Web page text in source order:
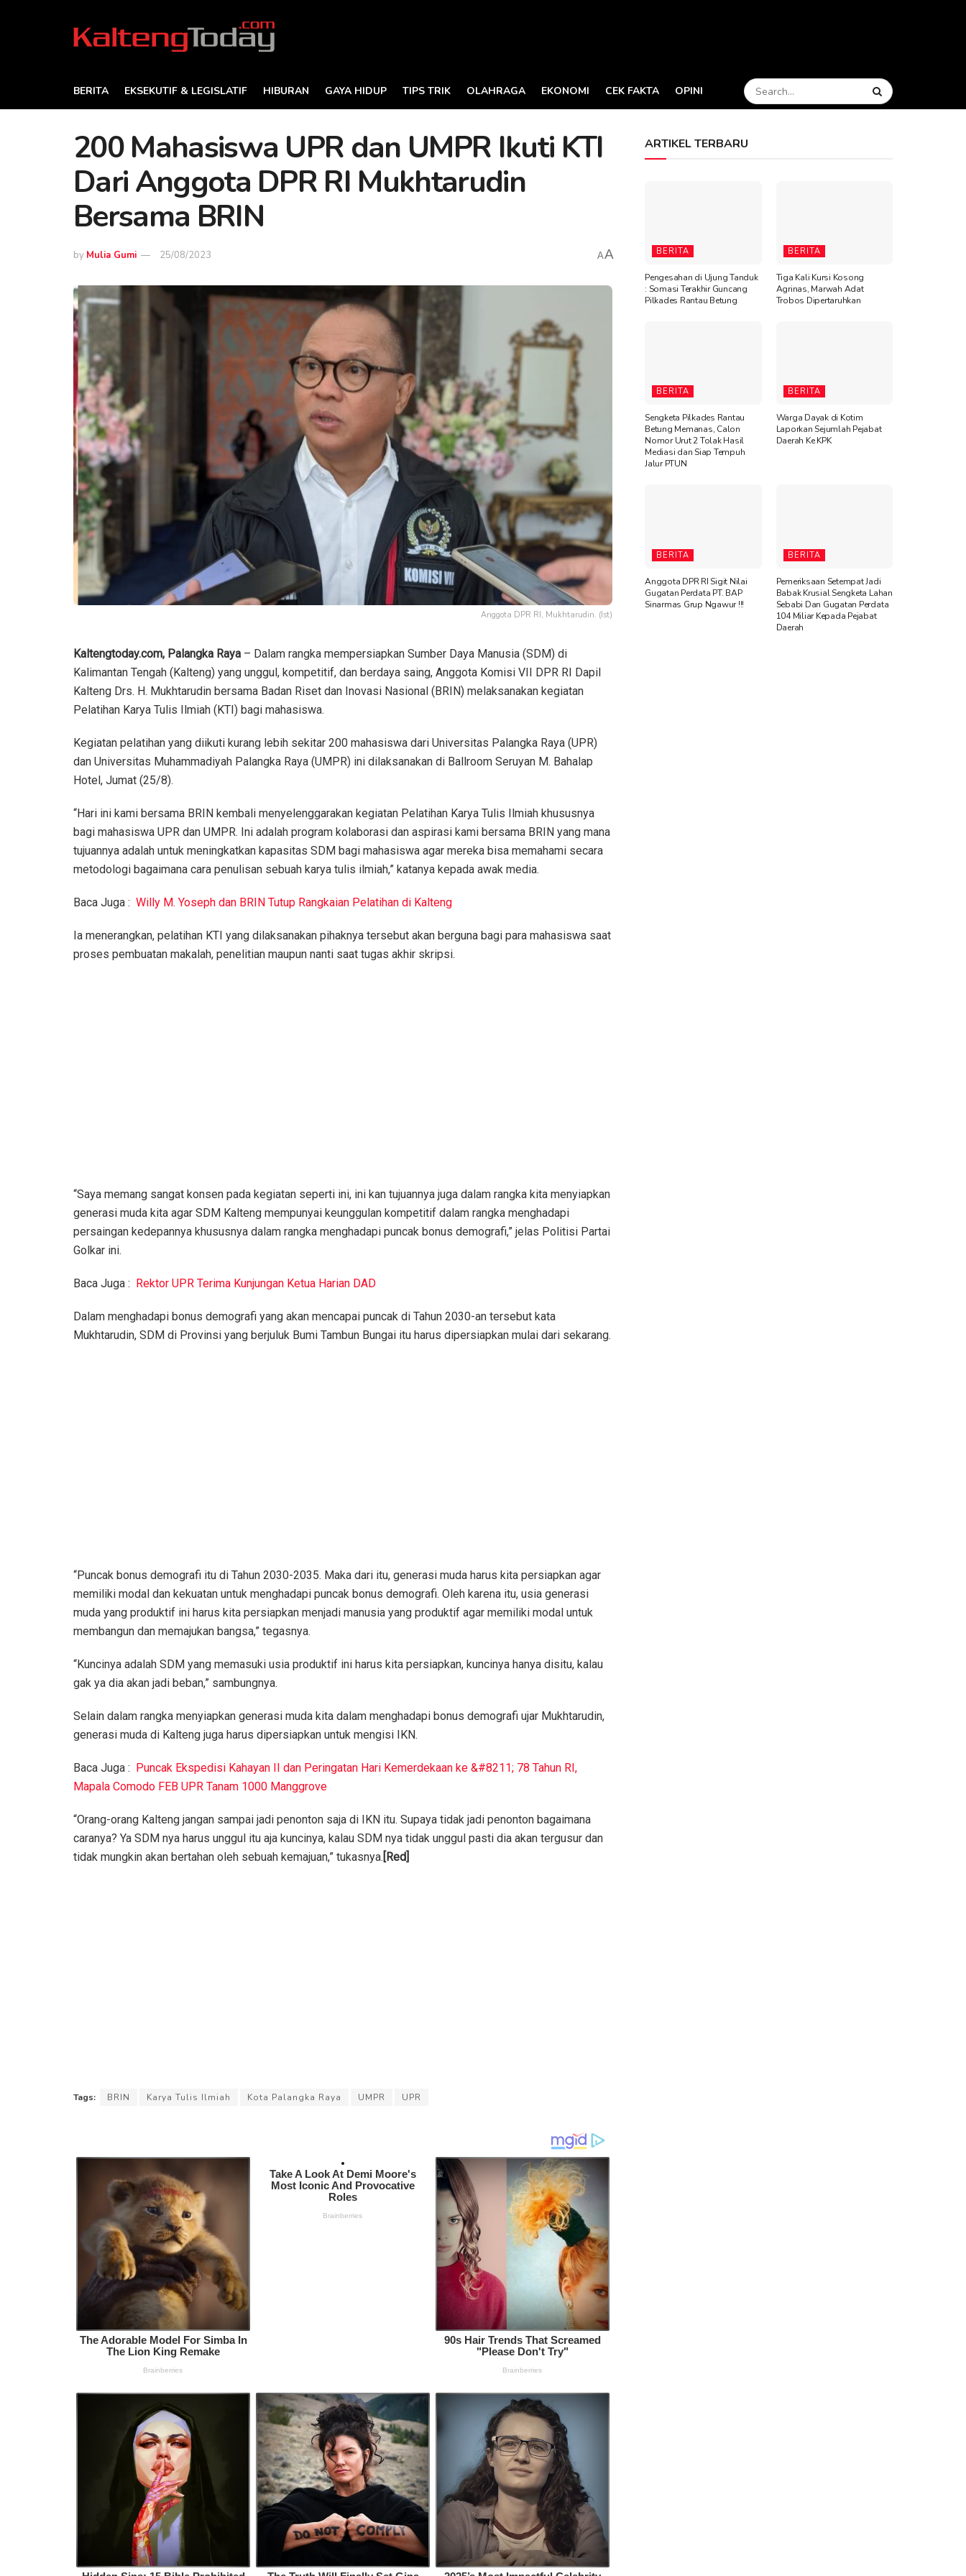
BERITA EKSEKUTIF & LEGISLATIF HIBURAN GAYA HIDUP TIPS TRIK OLAHRAGA EKONOMI CEK FAKTA OPINI
200 Mahasiswa UPR dan UMPR Ikuti KTI
Dari Anggota DPR RI Mukhtarudin
Bersama BRIN
by Mulia Gumi 25/08/2023 AA
Anggota DPR RI, Mukhtarudin. (Ist)
Kaltengtoday.com, Palangka Raya – Dalam rangka mempersiapkan Sumber Daya Manusia (SDM) di
Kalimantan Tengah (Kalteng) yang unggul, kompetitif, dan berdaya saing, Anggota Komisi VII DPR RI Dapil
Kalteng Drs. H. Mukhtarudin bersama Badan Riset dan Inovasi Nasional (BRIN) melaksanakan kegiatan
Pelatihan Karya Tulis Ilmiah (KTI) bagi mahasiswa.
Kegiatan pelatihan yang diikuti kurang lebih sekitar 200 mahasiswa dari Universitas Palangka Raya (UPR)
dan Universitas Muhammadiyah Palangka Raya (UMPR) ini dilaksanakan di Ballroom Seruyan M. Bahalap
Hotel, Jumat (25/8).
“Hari ini kami bersama BRIN kembali menyelenggarakan kegiatan Pelatihan Karya Tulis Ilmiah khususnya
bagi mahasiswa UPR dan UMPR. Ini adalah program kolaborasi dan aspirasi kami bersama BRIN yang mana
tujuannya adalah untuk meningkatkan kapasitas SDM bagi mahasiswa agar mereka bisa memahami secara
metodologi bagaimana cara penulisan sebuah karya tulis ilmiah,” katanya kepada awak media.
Baca Juga : Willy M. Yoseph dan BRIN Tutup Rangkaian Pelatihan di Kalteng
Ia menerangkan, pelatihan KTI yang dilaksanakan pihaknya tersebut akan berguna bagi para mahasiswa saat
proses pembuatan makalah, penelitian maupun nanti saat tugas akhir skripsi.
“Saya memang sangat konsen pada kegiatan seperti ini, ini kan tujuannya juga dalam rangka kita menyiapkan
generasi muda kita agar SDM Kalteng mempunyai keunggulan kompetitif dalam rangka menghadapi
persaingan kedepannya khususnya dalam rangka menghadapi puncak bonus demografi,” jelas Politisi Partai
Golkar ini.
Baca Juga : Rektor UPR Terima Kunjungan Ketua Harian DAD
Dalam menghadapi bonus demografi yang akan mencapai puncak di Tahun 2030-an tersebut kata
Mukhtarudin, SDM di Provinsi yang berjuluk Bumi Tambun Bungai itu harus dipersiapkan mulai dari sekarang.
“Puncak bonus demografi itu di Tahun 2030-2035. Maka dari itu, generasi muda harus kita persiapkan agar
memiliki modal dan kekuatan untuk menghadapi puncak bonus demografi. Oleh karena itu, usia generasi
muda yang produktif ini harus kita persiapkan menjadi manusia yang produktif agar memiliki modal untuk
membangun dan memajukan bangsa,” tegasnya.
“Kuncinya adalah SDM yang memasuki usia produktif ini harus kita persiapkan, kuncinya hanya disitu, kalau
gak ya dia akan jadi beban,” sambungnya.
Selain dalam rangka menyiapkan generasi muda kita dalam menghadapi bonus demografi ujar Mukhtarudin,
generasi muda di Kalteng juga harus dipersiapkan untuk mengisi IKN.
Baca Juga : Puncak Ekspedisi Kahayan II dan Peringatan Hari Kemerdekaan ke &#8211; 78 Tahun RI,
Mapala Comodo FEB UPR Tanam 1000 Manggrove
“Orang-orang Kalteng jangan sampai jadi penonton saja di IKN itu. Supaya tidak jadi penonton bagaimana
caranya? Ya SDM nya harus unggul itu aja kuncinya, kalau SDM nya tidak unggul pasti dia akan tergusur dan
tidak mungkin akan bertahan oleh sebuah kemajuan,” tukasnya. [Red]
Tags: BRIN Karya Tulis Ilmiah Kota Palangka Raya UMPR UPR
ARTIKEL TERBARU
BERITA
Pengesahan di Ujung Tanduk
: Somasi Terakhir Guncang
Pilkades Rantau Betung
BERITA
Tiga Kali Kursi Kosong
Agrinas, Marwah Adat
Trobos Dipertaruhkan
BERITA
Sengketa Pilkades Rantau
Betung Memanas, Calon
Nomor Urut 2 Tolak Hasil
Mediasi dan Siap Tempuh
Jalur PTUN
BERITA
Warga Dayak di Kotim
Laporkan Sejumlah Pejabat
Daerah Ke KPK
BERITA
Anggota DPR RI Sigit Nilai
Gugatan Perdata PT. BAP
Sinarmas Grup Ngawur !!!
BERITA
Pemeriksaan Setempat Jadi
Babak Krusial Sengketa Lahan
Sebabi Dan Gugatan Perdata
104 Miliar Kepada Pejabat
Daerah